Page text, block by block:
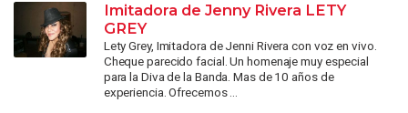
Imitadora de Jenny Rivera LETY
GREY
Lety Grey, Imitadora de Jenni Rivera con voz en vivo.
Cheque parecido facial. Un homenaje muy especial
para la Diva de la Banda. Mas de 10 años de
experiencia. Ofrecemos ...